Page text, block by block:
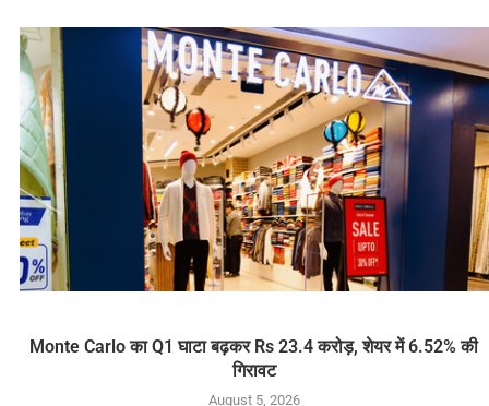
Monte Carlo का Q1 घाटा बढ़कर Rs 23.4 करोड़, शेयर में 6.52% की
गिरावट
August 5, 2026